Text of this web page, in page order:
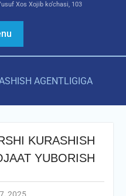
Xos Xojib ko‘chasi, 103
AGENTLIGIGA
KURASHISH
YUBORISH